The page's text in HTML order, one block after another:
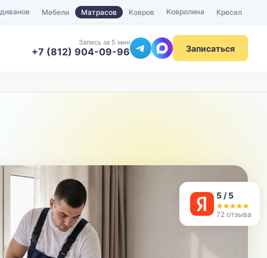
Мебели Матрасов Ковров Ковролина Кресел
Запись за 5 мин
+7 (812) 904-09-96 Записаться
5 / 5
72 отзыва